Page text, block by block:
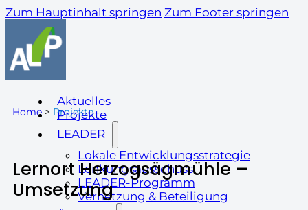
Zum Hauptinhalt springen Zum Footer springen
Aktuelles
Projekte
LEADER
Lokale Entwicklungsstrategie
Lenkungsausschuss
LEADER-Programm
Vernetzung & Beteiligung
Home > Projekte
Lernort Herzogsägmühle –
Umsetzung